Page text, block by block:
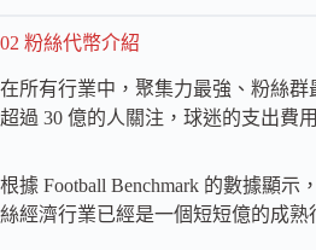
02 粉絲代幣介紹
在所有行業中，聚集力最強、粉絲
超過 30 億的人關注，球迷的支出費
根據 Football Benchmark 的數據顯
絲經濟行業已經是一個短短億的成熟